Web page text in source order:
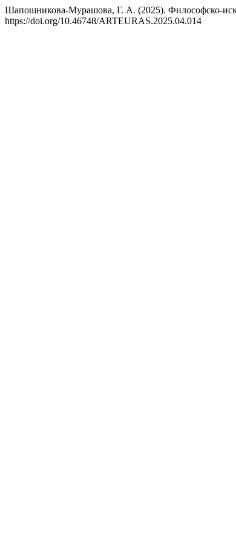
Шапошникова-Мурашова, Г. А. (2025). Философско-
https://doi.org/10.46748/ARTEURAS.2025.04.014